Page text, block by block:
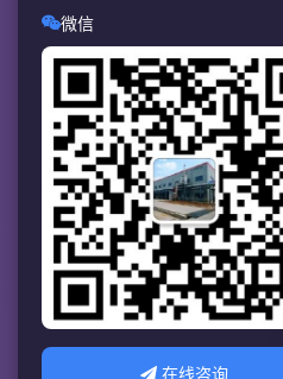
微信
在线咨询